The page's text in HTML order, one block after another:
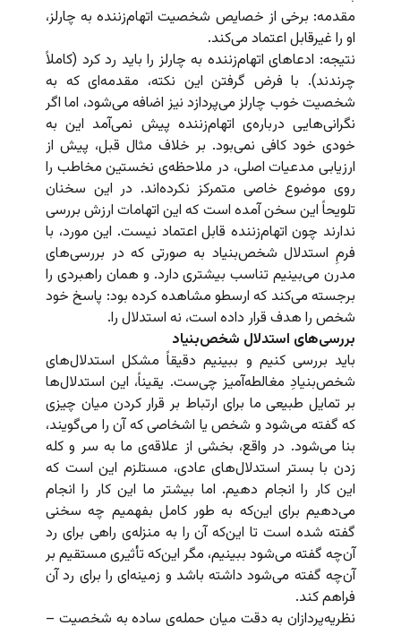
مقدمه: برخی از خصایص شخصیت اتهام‌زننده به چارلز،
او را غیرقابل اعتماد می‌کند.
نتیجه: ادعاهای اتهام‌زننده به چارلز را باید رد کرد (کاملاً
چرندند). با فرض گرفتن این نکته، مقدمه‌ای که به
شخصیت خوب چارلز می‌پردازد نیز اضافه می‌شود، اما اگر
نگرانی‌هایی درباره‌ی اتهام‌زننده پیش نمی‌آمد این به
خودی خود کافی نمی‌بود. بر خلاف مثال قبل، پیش از
ارزیابی مدعیات اصلی، در ملاحظه‌ی نخستین مخاطب را
روی موضوع خاصی متمرکز نکرده‌اند. در این سخنان
تلویحاً این سخن آمده است که این اتهامات ارزش بررسی
ندارند چون اتهام‌زننده قابل اعتماد نیست. این مورد، با
فرمِ استدلال شخص‌بنیاد به صورتی که در بررسی‌های
مدرن می‌بینیم تناسب بیشتری دارد. و همان راهبردی را
برجسته می‌کند که ارسطو مشاهده کرده بود: پاسخ خود
شخص را هدف قرار داده است، نه استدلال را.
بررسی‌های استدلال شخص‌بنیاد
باید بررسی کنیم و ببینیم دقیقاً مشکل استدلال‌های
شخص‌بنیادِ مغالطه‌آمیز چی‌ست. یقیناً، این استدلال‌ها
بر تمایل طبیعی ما برای ارتباط بر قرار کردن میان چیزی
که گفته می‌شود و شخص یا اشخاصی که آن را می‌گویند،
بنا می‌شود. در واقع، بخشی از علاقه‌ی ما به سر و کله
زدن با بستر استدلال‌های عادی، مستلزم این است که
این کار را انجام دهیم. اما بیشتر ما این‌ کار را انجام
می‌دهیم برای این‌که به طور کامل بفهمیم چه سخنی
گفته شده است تا این‌که آن را به منزله‌ی راهی برای رد
آن‌چه گفته می‌شود ببینیم، مگر این‌که تأثیری مستقیم بر
آن‌چه گفته می‌شود داشته باشد و زمینه‌ای را برای رد آن
فراهم کند.
نظریه‌پردازان به دقت میان حمله‌ی ساده به شخصیت –